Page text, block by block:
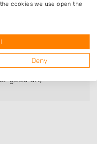
heeft Albert
Onze tuin
goed uit,
cookies we use open the
Deny